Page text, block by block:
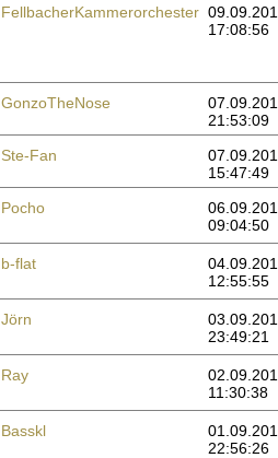
FellbacherKammerorchester
17:08:56
GonzoTheNose
21:53:09
Ste-Fan
15:47:49
Pocho
09:04:50
b-flat
12:55:55
Jörn
23:49:21
Ray
11:30:38
Basskl
22:56:26